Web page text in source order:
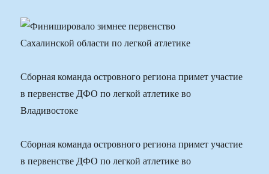
Сборная команда островного региона примет участие
в первенстве ДФО по легкой атлетике во
Владивостоке
Сборная команда островного региона примет участие
в первенстве ДФО по легкой атлетике во